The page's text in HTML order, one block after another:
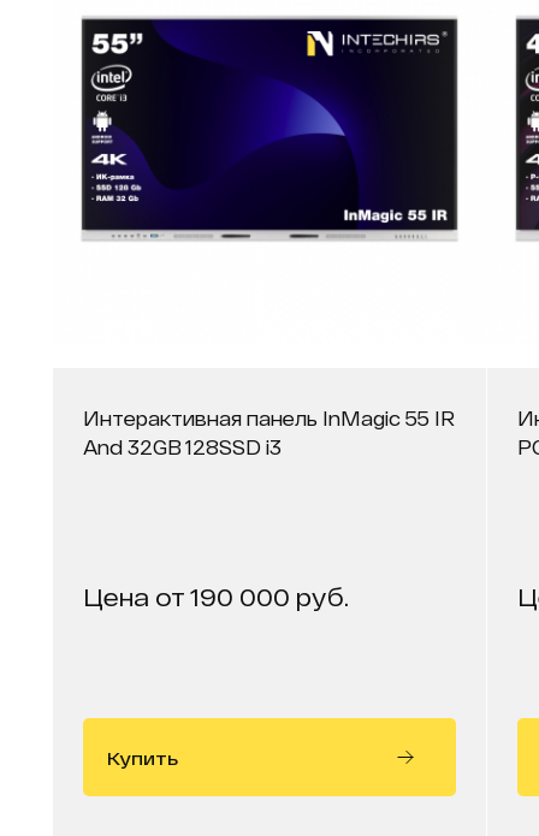
Интерактивная панель InMagic 55 IR
And 32GB 128SSD i3
Цена от 190 000 руб.
Купить